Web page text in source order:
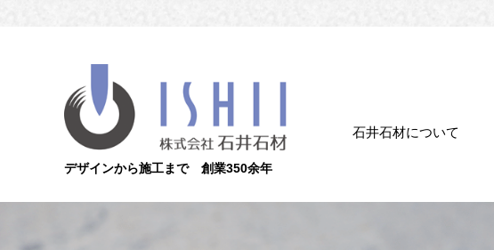
デザインから施工まで 創業350余年
石井石材について